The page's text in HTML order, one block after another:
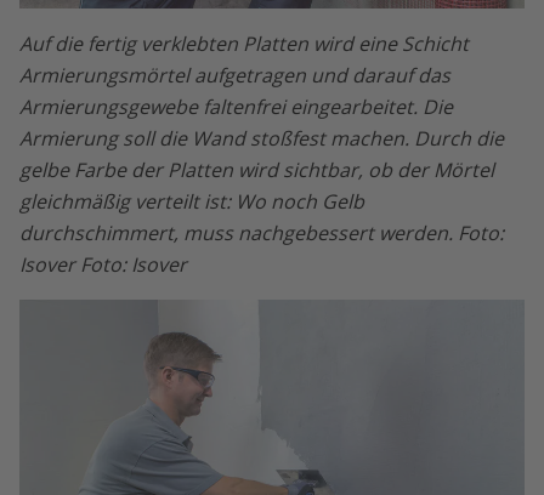
Auf die fertig verklebten Platten wird eine Schicht
Armierungsmörtel aufgetragen und darauf das
Armierungsgewebe faltenfrei eingearbeitet. Die
Armierung soll die Wand stoßfest machen. Durch die
gelbe Farbe der Platten wird sichtbar, ob der Mörtel
gleichmäßig verteilt ist: Wo noch Gelb
durchschimmert, muss nachgebessert werden. Foto:
Isover Foto: Isover